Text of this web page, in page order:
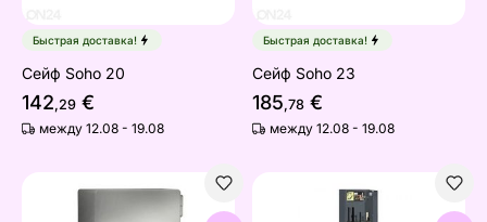
Быстрая доставка!
Сейф Soho 20
142,29 €
между 12.08 - 19.08
Быстрая доставка!
Сейф Soho 23
185,78 €
между 12.08 - 19.08
Огнестойкий сейф Оружейный шкаф Optima